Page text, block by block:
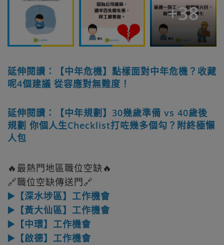
+38
延伸閱讀：【中年危機】點樣面對中年危機？收藏
呢4個建議 從容應對無難度！
延伸閱讀：【中年規劃】30幾歲準備 vs 40歲後
規劃 你個人生Checklist打咗幾多個勾？附終極懶
人包
🔥最熱門地區職位空缺🔥
🔗職位空缺傳送門🔗
▶️【深水埗區】工作機會
▶️【黃大仙區】工作機會
▶️【中環】工作機會
▶️【啟德】工作機會